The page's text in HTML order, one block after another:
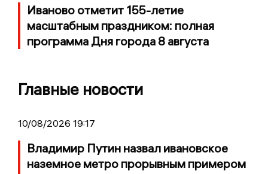
Иваново отметит 155-летие
масштабным праздником: полная
программа Дня города 8 августа
Главные новости
10/08/2026 19:17
Владимир Путин назвал ивановское
наземное метро прорывным примером